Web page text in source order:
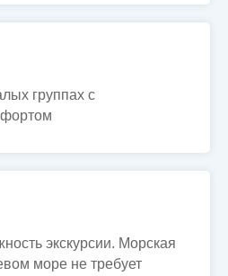
группах с
экскурсии. Морская
море не требует